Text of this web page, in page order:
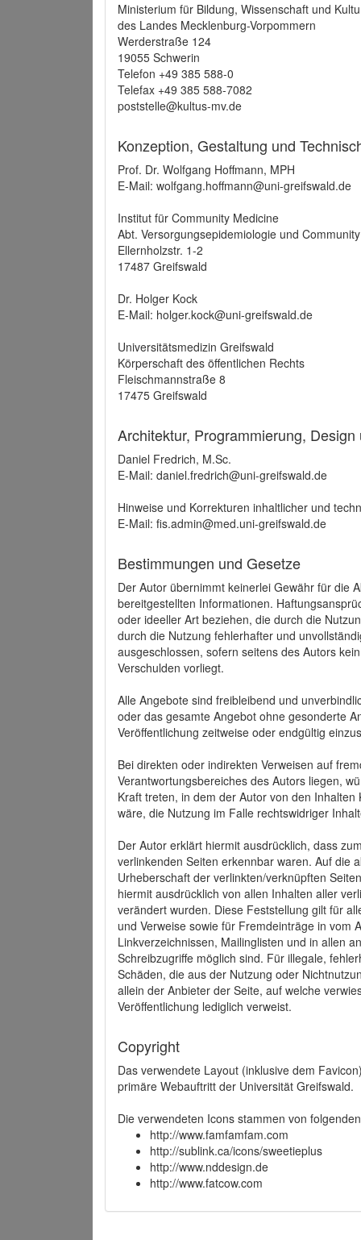
Ministerium für Bildung, Wissenschaft und
des Landes Mecklenburg-Vorpommern
Werderstraße 124
19055 Schwerin
Telefon +49 385 588-0
Telefax +49 385 588-7082
poststelle@kultus-mv.de
Konzeption, Gestaltung und
Prof. Dr. Wolfgang Hoffmann, MPH
E-Mail: wolfgang.hoffmann@uni-greifswald.de
Institut für Community Medicine
Abt. Versorgungsepidemiologie und
Ellernholzstr. 1-2
17487 Greifswald
Dr. Holger Kock
E-Mail: holger.kock@uni-greifswald.de
Universitätsmedizin Greifswald
Körperschaft des öffentlichen Rechts
Fleischmannstraße 8
17475 Greifswald
Architektur, Programmierung,
Daniel Fredrich, M.Sc.
E-Mail: daniel.fredrich@uni-greifswald.de
Hinweise und Korrekturen inhaltlicher und
E-Mail: fis.admin@med.uni-greifswald.de
Bestimmungen und Gesetze
Der Autor übernimmt keinerlei Gewähr für die
bereitgestellten Informationen.
oder ideeller Art beziehen, die durch die
durch die Nutzung fehlerhafter und
ausgeschlossen, sofern seitens des Autors
Verschulden vorliegt.
Alle Angebote sind freibleibend und
oder das gesamte Angebot ohne gesonderte
Veröffentlichung zeitweise oder endgültig
Bei direkten oder indirekten Verweisen auf
Verantwortungsbereiches des Autors liegen,
Kraft treten, in dem der Autor von den
wäre, die Nutzung im Falle rechtswidriger
Der Autor erklärt hiermit ausdrücklich, dass
verlinkenden Seiten erkennbar waren. Auf die
Urheberschaft der verlinkten/verknüpften
hiermit ausdrücklich von allen Inhalten aller
verändert wurden. Diese Feststellung gilt für
und Verweise sowie für Fremdeinträge in vom
Linkverzeichnissen, Mailinglisten und in allen
Schreibzugriffe möglich sind. Für illegale,
Schäden, die aus der Nutzung oder
allein der Anbieter der Seite, auf welche
Veröffentlichung lediglich verweist.
Copyright
Das verwendete Layout (inklusive dem
primäre Webauftritt der Universität Greifswald.
Die verwendeten Icons stammen von
http://www.famfamfam.com
http://sublink.ca/icons/sweetieplus
http://www.nddesign.de
http://www.fatcow.com